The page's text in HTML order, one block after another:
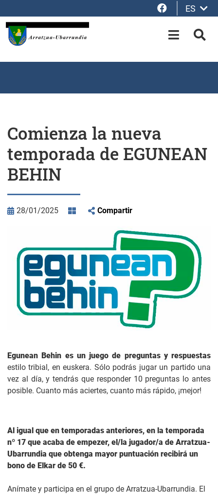
Facebook
ES
OPEN-
Comienza la nueva
temporada de EGUNEAN
BEHIN
28/01/2025 Compartir
Egunean Behin es un juego de preguntas y respuestas
estilo tribial, en euskera. Sólo podrás jugar un partido una
vez al día, y tendrás que responder 10 preguntas lo antes
posible. Cuanto más aciertes, cuanto más rápido, ¡mejor!
Al igual que en temporadas anteriores, en la temporada
nº 17 que acaba de empezer, el/la jugador/a de Arratzua-
Ubarrundia que obtenga mayor puntuación recibirá un
bono de Elkar de 50 €.
Anímate y participa en el grupo de Arratzua-Ubarrundia. El